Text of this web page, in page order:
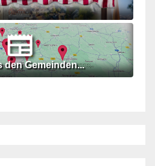
Gemeinden...